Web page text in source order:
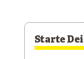
Starte